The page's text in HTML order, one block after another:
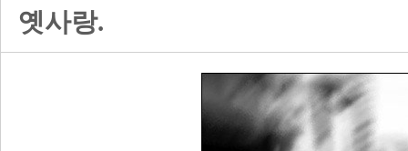
옛사랑.